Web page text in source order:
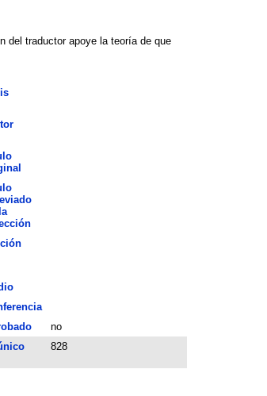
del traductor apoye la teoría de que
no
828